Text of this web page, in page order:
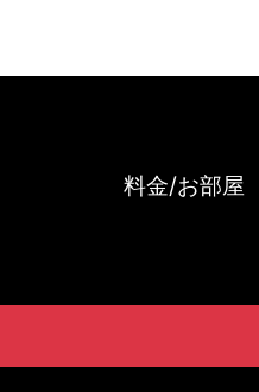
料金/お部屋